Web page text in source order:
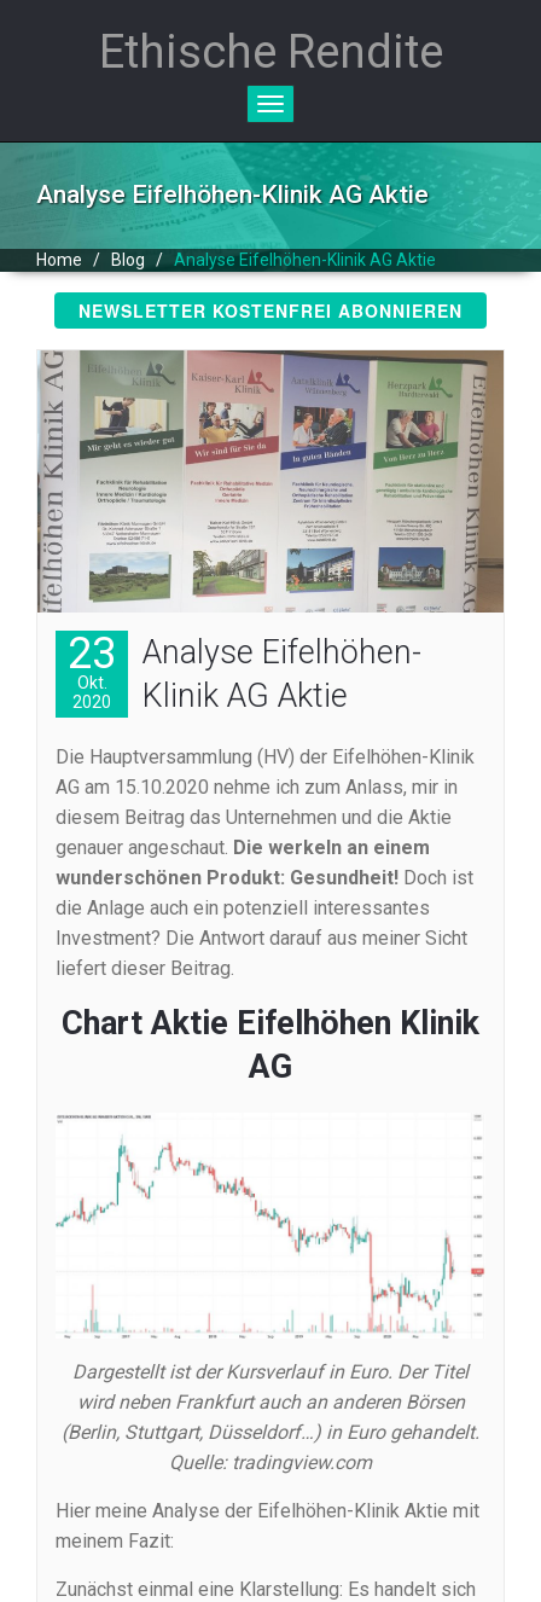
Ethische Rendite
Toggle
Analyse Eifelhöhen-Klinik AG Aktie
Home / Blog / Analyse Eifelhöhen-Klinik AG Aktie
NEWSLETTER KOSTENFREI ABONNIEREN
23
Okt.
2020
Analyse Eifelhöhen-
Klinik AG Aktie
Die Hauptversammlung (HV) der Eifelhöhen-Klinik
AG am 15.10.2020 nehme ich zum Anlass, mir in
diesem Beitrag das Unternehmen und die Aktie
genauer angeschaut. Die werkeln an einem
wunderschönen Produkt: Gesundheit! Doch ist
die Anlage auch ein potenziell interessantes
Investment? Die Antwort darauf aus meiner Sicht
liefert dieser Beitrag.
Chart Aktie Eifelhöhen Klinik
AG
Dargestellt ist der Kursverlauf in Euro. Der Titel
wird neben Frankfurt auch an anderen Börsen
(Berlin, Stuttgart, Düsseldorf…) in Euro gehandelt.
Quelle: tradingview.com
Hier meine Analyse der Eifelhöhen-Klinik Aktie mit
meinem Fazit:
Zunächst einmal eine Klarstellung: Es handelt sich